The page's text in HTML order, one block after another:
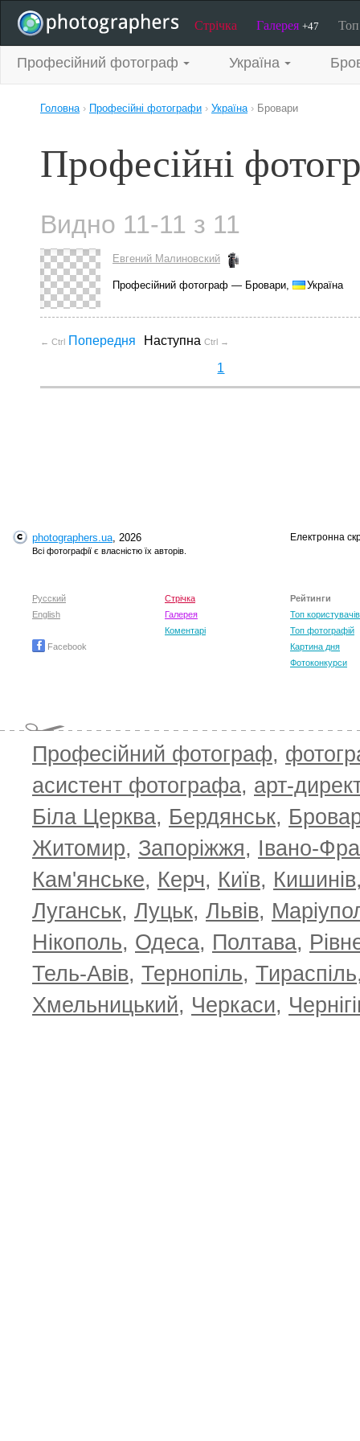
Стрічка Галерея +47
Професійний фотограф Україна
Головна› Професійні фотографи › Україна› Бровари
Професійні
Видно 11-11 з 11
Евгений Малиновский
Професійний фотограф — Бровари, Україна
← Ctrl Попередня Наступна Ctrl →
1
photographers.ua, 2026
Всі фотографії є власністю їх авторів.
Електронна
Русский
English
Facebook
Стрічка
Галерея
Коментарі
Рейтинги
Топ користувачів
Топ фотографій
Картина дня
Фотоконкурси
Професійний фотограф,
асистент фотографа, арт-
Біла Церква, Бердянськ,
Житомир, Запоріжжя, Івано-
Кам'янське, Керч, Київ, Кишинів
Луганськ, Луцьк, Львів,
Нікополь, Одеса, Полтава,
Тель-Авів, Тернопіль, Тираспіль
Хмельницький, Черкаси,